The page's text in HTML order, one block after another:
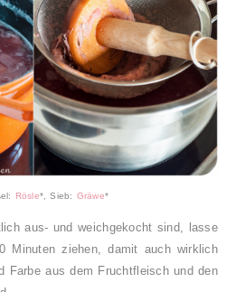
Rösle*, Sieb: Gräwe*
aus- und weichgekocht sind, lasse
Minuten ziehen, damit auch wirklich
Farbe aus dem Fruchtfleisch und den